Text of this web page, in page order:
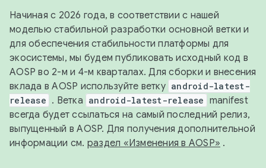
Начиная с 2026 года, в соответствии с нашей
моделью стабильной разработки основной ветки и
для обеспечения стабильности платформы для
экосистемы, мы будем публиковать исходный код в
AOSP во 2-м и 4-м кварталах. Для сборки и внесения
вклада в AOSP используйте ветку android-latest-
release . Ветка android-latest-release manifest
всегда будет ссылаться на самый последний релиз,
выпущенный в AOSP. Для получения дополнительной
информации см. раздел «Изменения в AOSP» .